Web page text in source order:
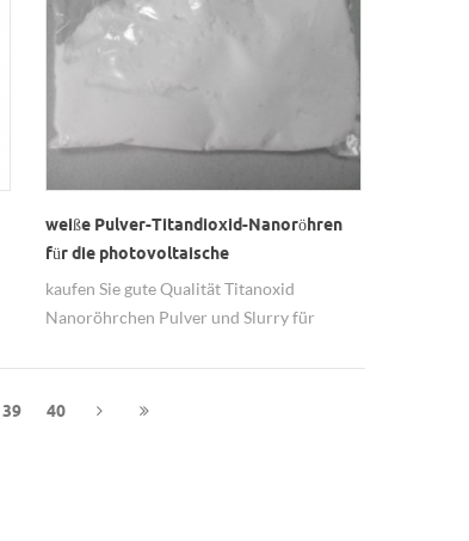
weiße Pulver-Titandioxid-Nanoröhren
für die photovoltaische
Solarzellenanodisierung
kaufen Sie gute Qualität Titanoxid
Nanoröhrchen Pulver und Slurry für
aushongwu internationale Gruppe Ltd.
39 40